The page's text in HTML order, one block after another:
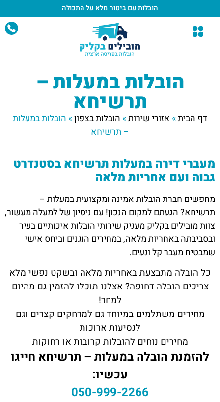
הובלות עם ביטוח מלא על התכולה
הובלות במעלות –
תרשיחא
דף הבית» אזורי שירות» הובלות בצפון» הובלות במעלות
– תרשיחא
מעברי דירה במעלות תרשיחא בסטנדרט
גבוה ועם אחריות מלאה
מחפשים חברת הובלות אמינה ומקצועית במעלות –
תרשיחא? הגעתם למקום הנכון! עם ניסיון של למעלה מעשור,
צוות מובילים בקליק מעניק שירותי הובלות איכותיים בעיר
ובסביבתה באחריות מלאה, במחירים הוגנים וביחס אישי
שמבטיח מעבר קל ונעים.
כל הובלה מתבצעת באחריות מלאה ובשקט נפשי מלא
צריכים הובלה דחופה? אצלנו תוכלו להזמין גם מהיום
למחר!
מחירים משתלמים במיוחד גם למרחקים קצרים וגם
לנסיעות ארוכות
מחירים נוחים להובלות קרובות או רחוקות
להזמנת הובלה במעלות – תרשיחא חייגו
עכשיו:
050-999-2266